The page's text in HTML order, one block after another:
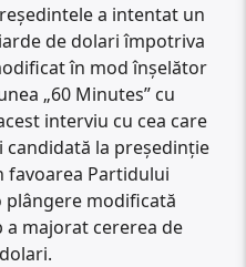
a intentat un
de dolari împotriva
în mod înșelător
„60 Minutes” cu
interviu cu cea care
candidată la președinție
favoarea Partidului
plângere modificată
majorat cererea de